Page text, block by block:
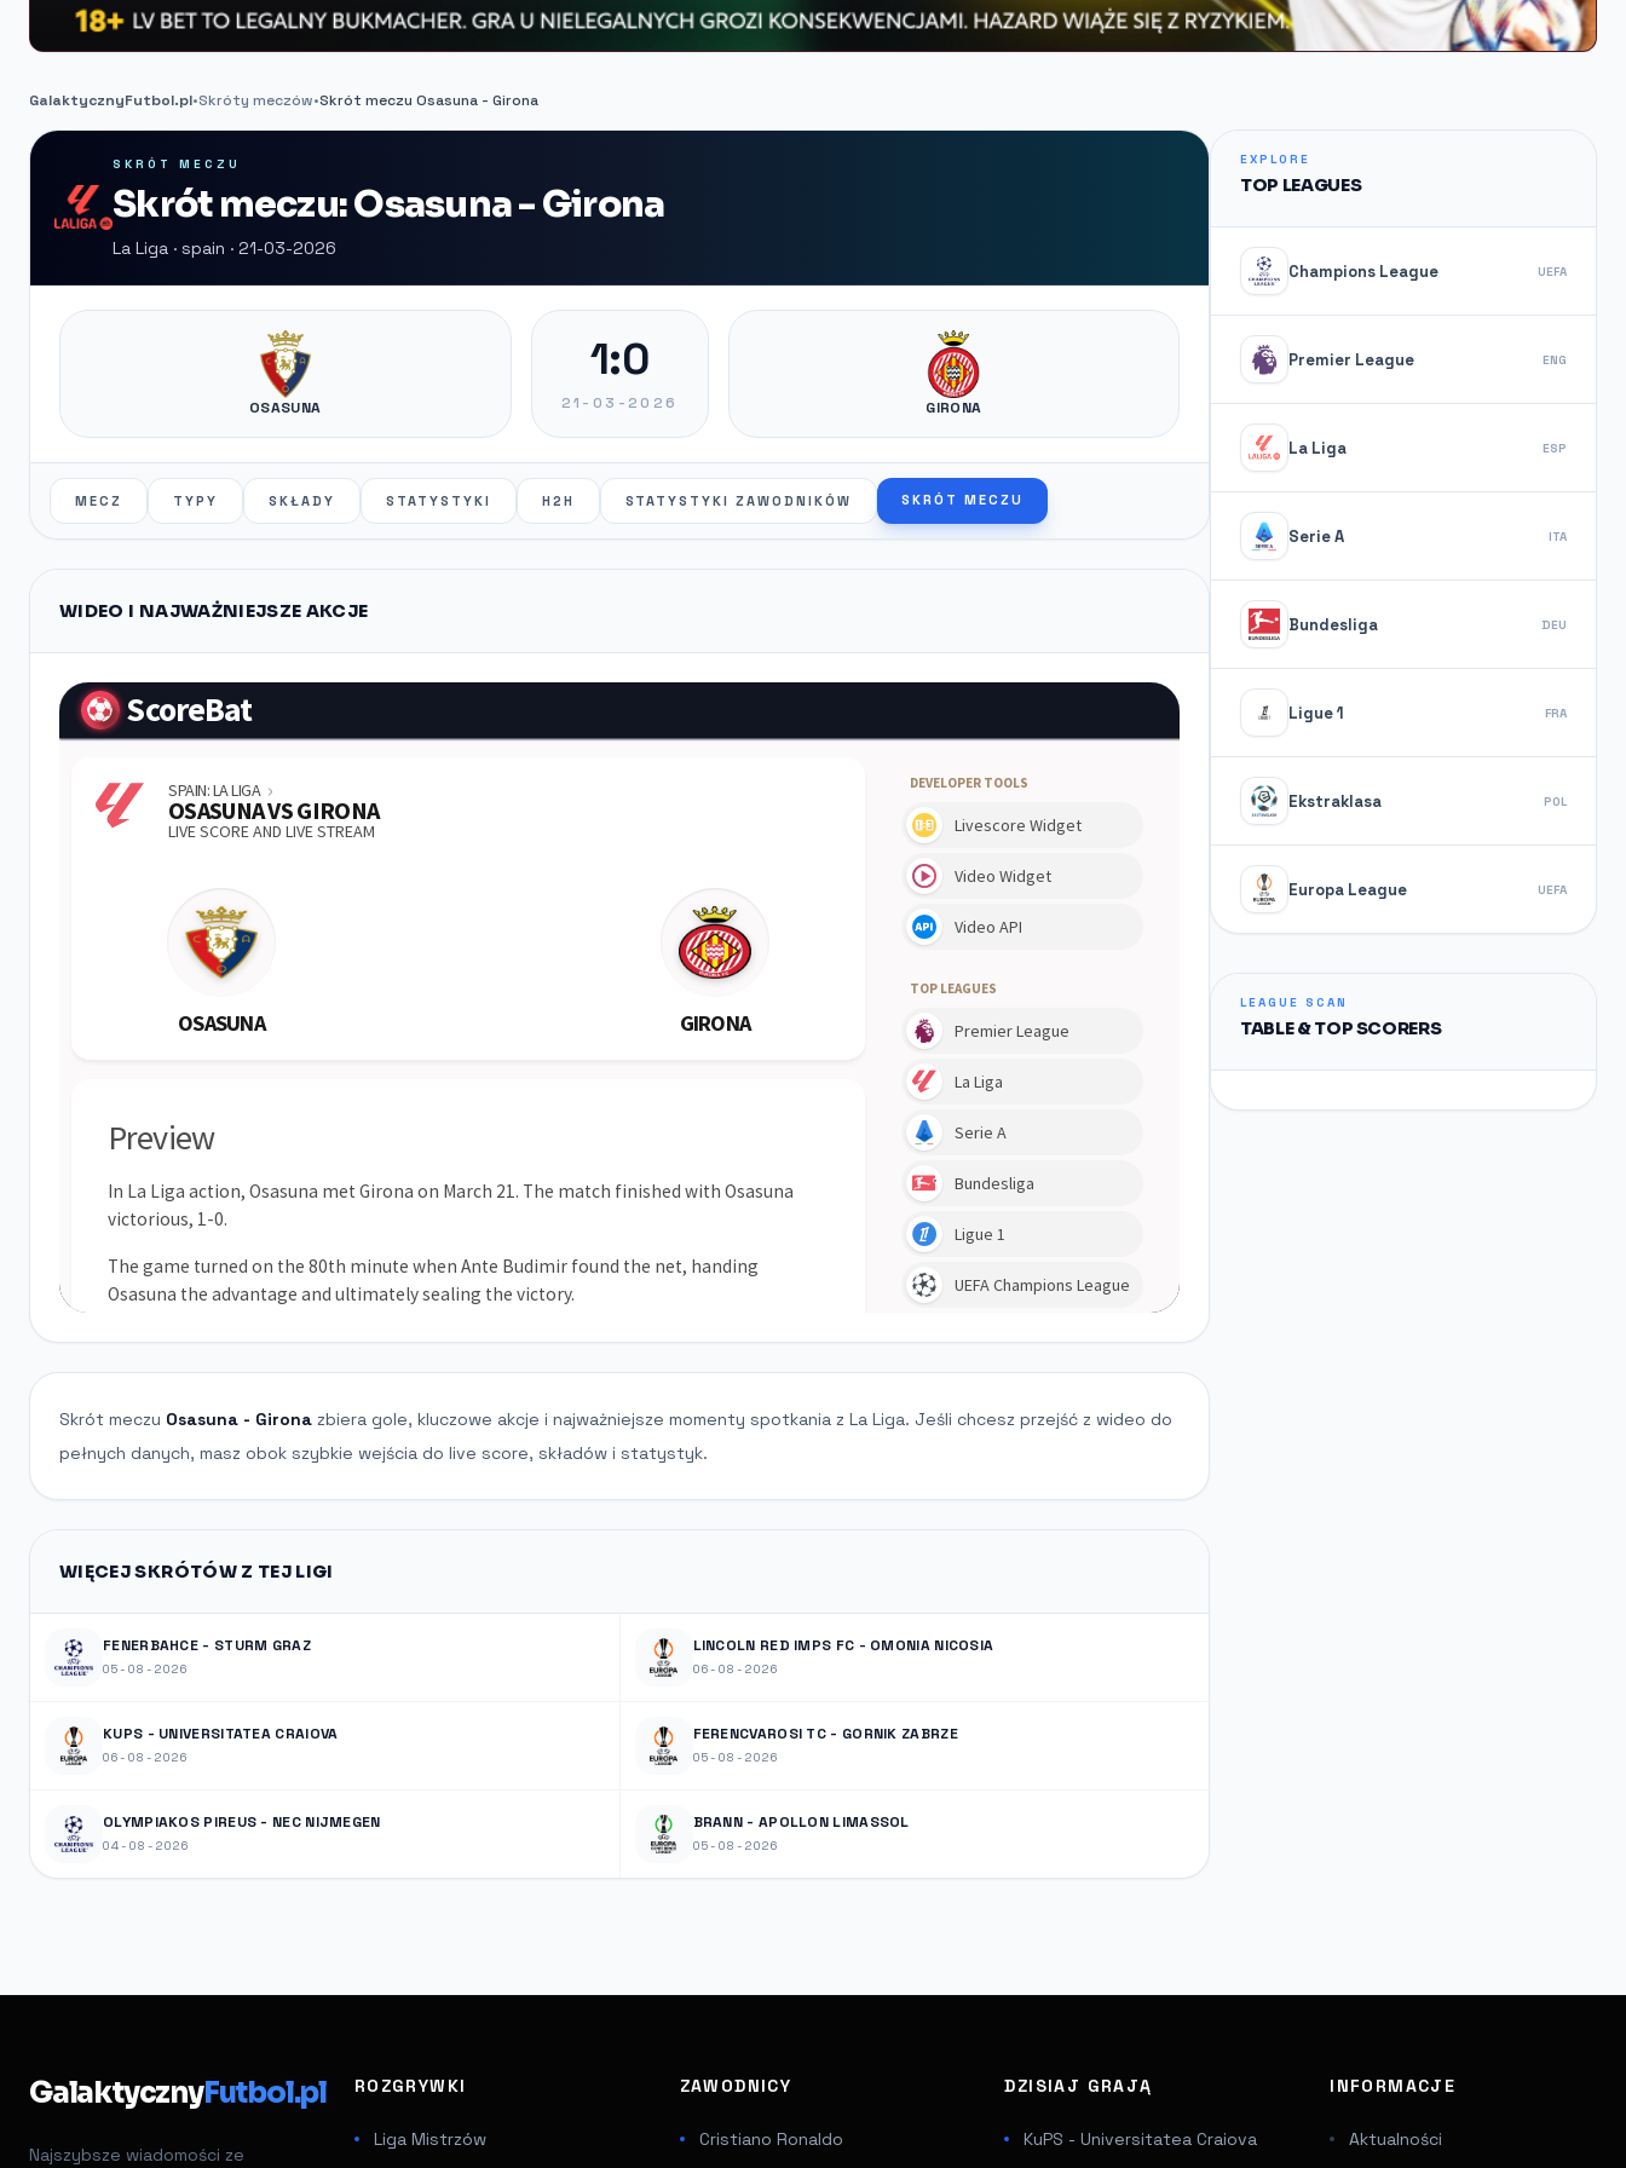
GalaktycznyFutbol.pl•Skróty meczów•Skrót meczu Osasuna - Girona
SKRÓT MECZU
Skrót meczu: Osasuna - Girona
La Liga · spain · 21-03-2026
OSASUNA
1:0
21-03-2026 GIRONA
MECZ TYPY SKŁADY STATYSTYKI H2H STATYSTYKI ZAWODNIKÓW SKRÓT MECZU
WIDEO I NAJWAŻNIEJSZE AKCJE
Skrót meczu Osasuna - Girona zbiera gole, kluczowe akcje i najważniejsze momenty spotkania z La Liga. Jeśli chcesz przejść z wideo do
pełnych danych, masz obok szybkie wejścia do live score, składów i statystyk.
WIĘCEJ SKRÓTÓW Z TEJ LIGI
FENERBAHCE - STURM GRAZ
05-08-2026
LINCOLN RED IMPS FC - OMONIA NICOSIA
06-08-2026
KUPS - UNIVERSITATEA CRAIOVA
06-08-2026
FERENCVAROSI TC - GORNIK ZABRZE
05-08-2026
OLYMPIAKOS PIREUS - NEC NIJMEGEN
04-08-2026
BRANN - APOLLON LIMASSOL
05-08-2026
EXPLORE
TOP LEAGUES
Champions League UEFA
Premier League ENG
La Liga ESP
Serie A ITA
Bundesliga DEU
Ligue 1 FRA
Ekstraklasa POL
Europa League UEFA
LEAGUE SCAN
TABLE & TOP SCORERS
GalaktycznyFutbol.pl
Najszybsze wiadomości ze
ROZGRYWKI
Liga Mistrzów
ZAWODNICY
Cristiano Ronaldo
DZISIAJ GRAJĄ
KuPS - Universitatea Craiova
INFORMACJE
Aktualności